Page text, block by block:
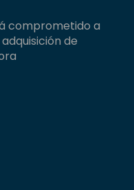
comprometido a
de